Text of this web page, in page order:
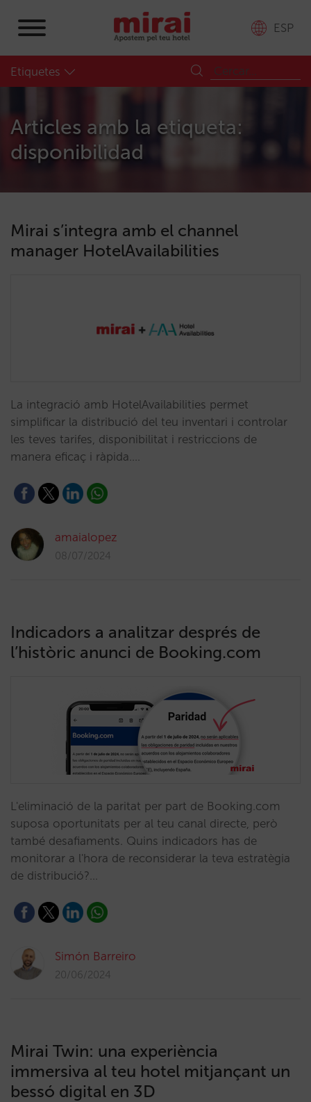
ESP
Etiquetes
Articles amb la etiqueta:
disponibilidad
Mirai s’integra amb el channel
manager HotelAvailabilities
La integració amb HotelAvailabilities permet
simplificar la distribució del teu inventari i controlar
les teves tarifes, disponibilitat i restriccions de
manera eficaç i ràpida.…
amaialopez
08/07/2024
Indicadors a analitzar després de
l’històric anunci de Booking.com
L'eliminació de la paritat per part de Booking.com
suposa oportunitats per al teu canal directe, però
també desafiaments. Quins indicadors has de
monitorar a l'hora de reconsiderar la teva estratègia
de distribució?…
Simón Barreiro
20/06/2024
Mirai Twin: una experiència
immersiva al teu hotel mitjançant un
bessó digital en 3D